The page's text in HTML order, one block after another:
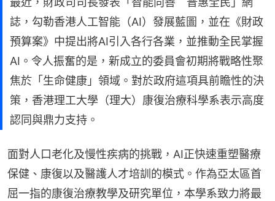
誌，勾勒香港人工智能（AI）發展藍圖，並在《財政
預算案》中提出將AI引入各行各業，並推動全民掌握
AI。令人振奮的是，新成立的委員會初期將戰略性聚
焦於「生命健康」領域。對於政府這項具前瞻性的決
策，香港理工大學（理大）康復治療科學系表示高度
認同與鼎力支持。
面對人口老化及慢性疾病的挑戰，AI正快速重塑醫療
保健、康復以及醫護人才培訓的模式。作為亞太區首
屈一指的康復治療教學及研究單位，本學系致力將最